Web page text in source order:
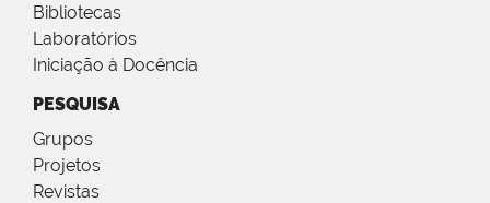
Bibliotecas
Laboratórios
Iniciação à Docência
PESQUISA
Grupos
Projetos
Revistas